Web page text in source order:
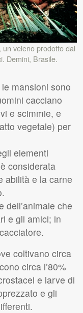
veleno prodotto dal
Demini, Brasile.
mansioni sono
cacciano
e scimmie, e
vegetale) per
elementi
considerata
abilità e la carne
dell’animale che
e gli amici; in
coltivano circa
circa l’80%
e larve di
e gli